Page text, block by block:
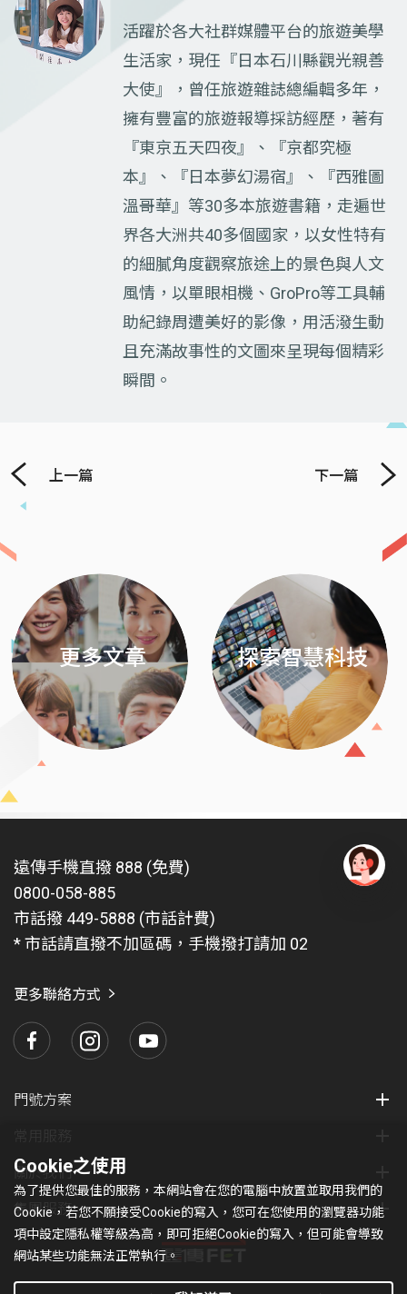
活躍於各大社群媒體平台的旅遊美學
生活家，現任『日本石川縣觀光親善
大使』，曾任旅遊雜誌總編輯多年，
擁有豐富的旅遊報導採訪經歷，著有
『東京五天四夜』、『京都究極
本』、『日本夢幻湯宿』、『西雅圖
溫哥華』等30多本旅遊書籍，走遍世
界各大洲共40多個國家，以女性特有
的細膩角度觀察旅途上的景色與人文
風情，以單眼相機、GroPro等工具輔
助紀錄周遭美好的影像，用活潑生動
且充滿故事性的文圖來呈現每個精彩
瞬間。
上一篇 下一篇
更多文章 探索智慧科技
遠傳手機直撥 888 (免費)
0800-058-885
市話撥 449-5888 (市話計費)
* 市話請直撥不加區碼，手機撥打請加 02
更多聯絡方式
門號方案
關於我們
集團服務
Cookie之使用
為了提供您最佳的服務，本網站會在您的電腦中放置並取用我們的
Cookie，若您不願接受Cookie的寫入，您可在您使用的瀏覽器功能
項中設定隱私權等級為高，即可拒絕Cookie的寫入，但可能會導致
網站某些功能無法正常執行。